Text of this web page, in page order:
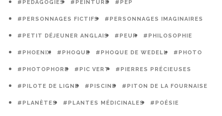
#PÉDAGOGIES #PEINTURE #PEP
#PERSONNAGES FICTIFS #PERSONNAGES IMAGINAIRES
#PETIT DÉJEUNER ANGLAIS #PEUR #PHILOSOPHIE
#PHOENIX #PHOQUE #PHOQUE DE WEDELL #PHOTO
#PHOTOPHORE #PIC VERT #PIERRES PRÉCIEUSES
#PILOTE DE LIGNE #PISCINE #PITON DE LA FOURNAISE
#PLANÈTES #PLANTES MÉDICINALES #POÉSIE